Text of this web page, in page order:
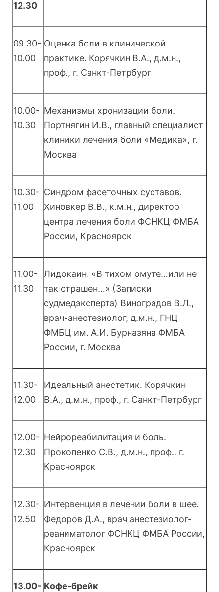
12.30
09.30-
10.00
Оценка боли в клинической
практике. Корячкин В.А., д.м.н.,
проф., г. Санкт-Петрбург
10.00-
10.30
Механизмы хронизации боли.
Портнягин И.В., главный специалист
клиники лечения боли «Медика», г.
Москва
10.30-
11.00
Синдром фасеточных суставов.
Хиновкер В.В., к.м.н., директор
центра лечения боли ФСНКЦ ФМБА
России, Красноярск
11.00-
11.30
Лидокаин. «В тихом омуте…или не
так страшен…» (Записки
судмедэксперта) Виноградов В.Л.,
врач-анестезиолог, д.м.н., ГНЦ
ФМБЦ им. А.И. Бурназяна ФМБА
России, г. Москва
11.30-
12.00
Идеальный анестетик. Корячкин
В.А., д.м.н., проф., г. Санкт-Петрбург
12.00-
12.30
Нейрореабилитация и боль.
Прокопенко С.В., д.м.н., проф., г.
Красноярск
12.30-
12.50
Интервенция в лечении боли в шее.
Федоров Д.А., врач анестезиолог-
реаниматолог ФСНКЦ ФМБА России,
Красноярск
13.00- Кофе-брейк